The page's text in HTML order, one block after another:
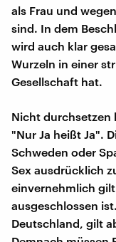
als Frau und
sind. In dem
wird auch klar
Wurzeln in einer
Gesellschaft hat.
Nicht durchsetzen
"Nur Ja heißt Ja".
Schweden oder
Sex ausdrücklich
einvernehmlich
ausgeschlossen
Deutschland, gilt